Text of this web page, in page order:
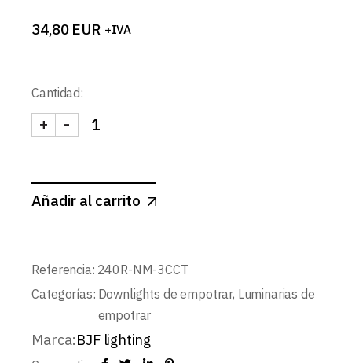
34,80 EUR +IVA
Cantidad:
DOWNLIGHT LED NEGRO REDONDO 24W 3CCT
-
+
Añadir al carrito
Referencia: 240R-NM-3CCT
Categorías: Downlights de empotrar, Luminarias de
empotrar
Marca:BJF lighting